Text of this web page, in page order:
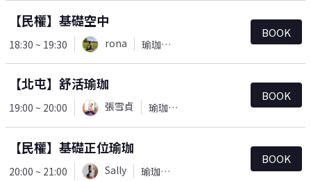
【民權】基礎空中
18:30 ~ 19:30 rona 瑜珈＆皮拉提斯
BOOK
【北屯】舒活瑜珈
19:00 ~ 20:00 張雪貞 瑜珈＆皮拉提斯
BOOK
【民權】基礎正位瑜珈
20:00 ~ 21:00 Sally 瑜珈＆皮拉提斯
BOOK